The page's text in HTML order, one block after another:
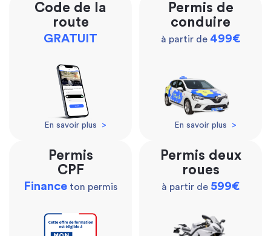
Code de la
route
GRATUIT
En savoir plus >
Permis de
conduire
à partir de 499€
En savoir plus >
Permis
CPF
Finance ton permis
Permis deux
roues
à partir de 599€